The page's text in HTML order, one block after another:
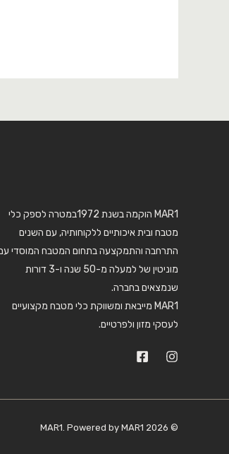
MAR1 הוקמה בשנת 1972במטרה לספק כלי
מטבח ובית איכותיים ללקוחותיה, עם השנים
התרחבה והתמקצעה בתחום המטבח המוסדי
מוניטין של למעלה מ-50 שנה ו-3 דורות
שנמצאים בחברה.
MAR1 מייבאת ומשווקת כלי מטבח מקצועיים
לעסקי מזון ולפרטיים.
© 2026 MAR1. Powered by MAR1